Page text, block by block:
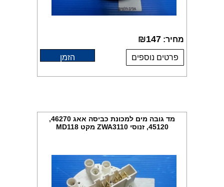
מחיר: ₪147
פרטים נוספים הזמן
מד גובה מים למכונת כביסה אאג 46270,
45120, זנוסי ZWA3110 מקט MD118